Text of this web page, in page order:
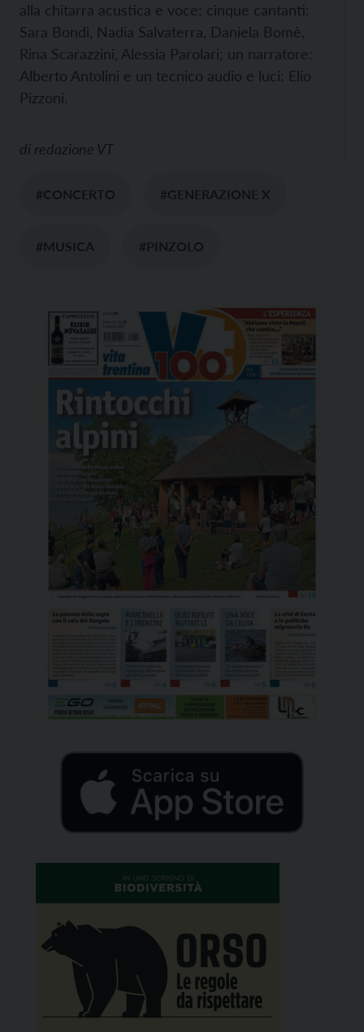
alla chitarra acustica e voce; cinque cantanti:
Sara Bondi, Nadia Salvaterra, Daniela Bomè,
Rina Scarazzini, Alessia Parolari; ​un narratore:
Alberto Antolini e un tecnico audio e luci: Elio
Pizzoni.
di redazione VT
#CONCERTO #GENERAZIONE X
#MUSICA #PINZOLO